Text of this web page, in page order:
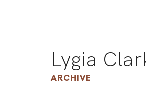
Lygia
ARCHIVE